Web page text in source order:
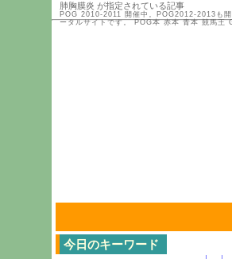
肺胸膜炎 が指定されている記事
POG 2010-2011 開催中。POG2012-2013も開
ータルサイトです。 POG本 赤本 青本 競馬王
今日のキーワード